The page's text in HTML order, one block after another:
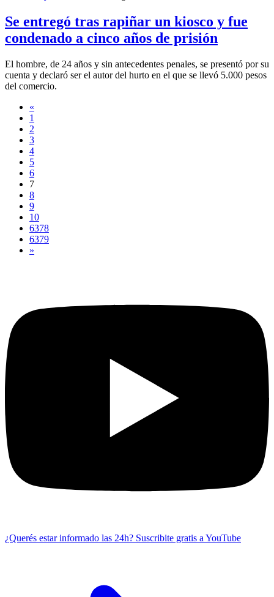
Se entregó tras rapiñar un kiosco y fue
condenado a cinco años de prisión
El hombre, de 24 años y sin antecedentes penales, se presentó por su
cuenta y declaró ser el autor del hurto en el que se llevó 5.000 pesos
del comercio.
«
1
2
3
4
5
6
7
8
9
10
6378
6379
»
¿Querés estar informado las 24h? Suscribite gratis a YouTube